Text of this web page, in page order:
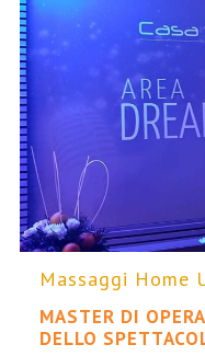
Massaggi Home
MASTER DI
DELLO